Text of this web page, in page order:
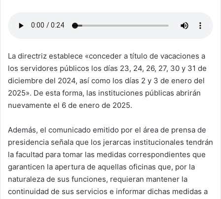
La directriz establece «conceder a título de vacaciones a
los servidores públicos los días 23, 24, 26, 27, 30 y 31 de
diciembre del 2024, así como los días 2 y 3 de enero del
2025». De esta forma, las instituciones públicas abrirán
nuevamente el 6 de enero de 2025.
Además, el comunicado emitido por el área de prensa de
presidencia señala que los jerarcas institucionales tendrán
la facultad para tomar las medidas correspondientes que
garanticen la apertura de aquellas oficinas que, por la
naturaleza de sus funciones, requieran mantener la
continuidad de sus servicios e informar dichas medidas a